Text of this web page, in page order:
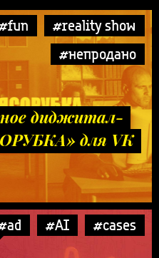
#reality show
#непродано
диджитал-
для VK
#AI #cases